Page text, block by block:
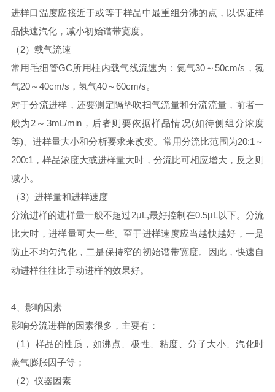
进样口温度应接近于或等于样品中最重组分沸的点，以保证样
品快速汽化，减小初始谱带宽度。
（2）载气流速
常用毛细管GC所用柱内载气线流速为：氦气30～50cm/s，氮
气20～40cm/s，氢气40～60cm/s。
对于分流进样，还要测定隔垫吹扫气流量和分流流量，前者一
般为2～3mL/min，后者则要依据样品情况(如待侧组分浓度
等)、进样量大小和分析要求来改变。常用分流比范围为20:1～
200:1，样品浓度大或进样量大时，分流比可相应增大，反之则
减小。
（3）进样量和进样速度
分流进样的进样量一般不超过2μL,最好控制在0.5μL以下。分流
比大时，进样量可大一些。至于进样速度应当越快越好，一是
防止不均匀汽化，二是保持窄的初始谱带宽度。因此，快速自
动进样往往比手动进样的效果好。
4、影响因素
影响分流进样的因素很多，主要有：
（1）样品的性质，如沸点、极性、粘度、分子大小、汽化时
蒸气膨胀因子等；
（2）仪器因素